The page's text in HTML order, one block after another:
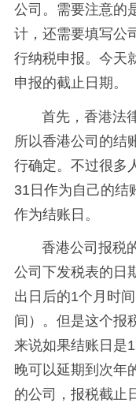
公司。需要注意的
计，还需要填写公
行纳税申报。今天
申报的截止日期。
首先，香港法
所以香港公司的结
行确定。不过很多
31日作为自己的结
作为结账日。
香港公司报税
公司下发税表的日
出日后的1个月时
间）。但是这个报
来说如果结账日是
晚可以延期到次年
的公司，报税截止